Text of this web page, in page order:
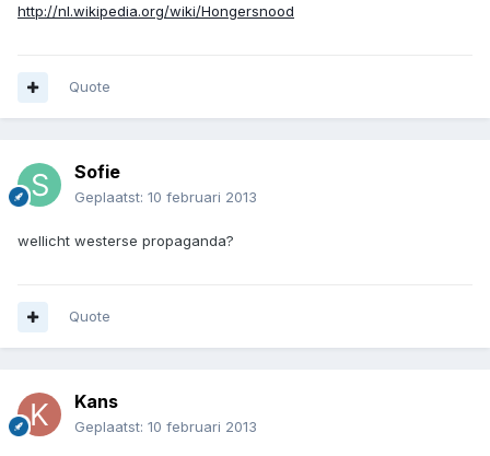
http://nl.wikipedia.org/wiki/Hongersnood
Quote
Sofie
Geplaatst: 10 februari 2013
wellicht westerse propaganda?
Quote
Kans
Geplaatst: 10 februari 2013